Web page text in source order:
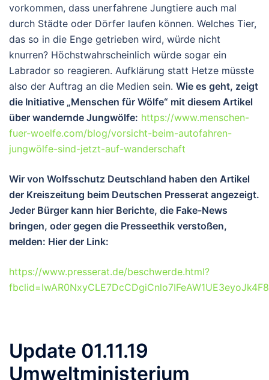
vorkommen, dass unerfahrene Jungtiere auch mal
durch Städte oder Dörfer laufen können. Welches Tier,
das so in die Enge getrieben wird, würde nicht
knurren? Höchstwahrscheinlich würde sogar ein
Labrador so reagieren. Aufklärung statt Hetze müsste
also der Auftrag an die Medien sein. Wie es geht, zeigt
die Initiative „Menschen für Wölfe“ mit diesem Artikel
über wandernde Jungwölfe: https://www.menschen-
fuer-woelfe.com/blog/vorsicht-beim-autofahren-
jungwölfe-sind-jetzt-auf-wanderschaft
Wir von Wolfsschutz Deutschland haben den Artikel
der Kreiszeitung beim Deutschen Presserat angezeigt.
Jeder Bürger kann hier Berichte, die Fake-News
bringen, oder gegen die Presseethik verstoßen,
melden: Hier der Link:
https://www.presserat.de/beschwerde.html?
Update 01.11.19
Umweltministerium